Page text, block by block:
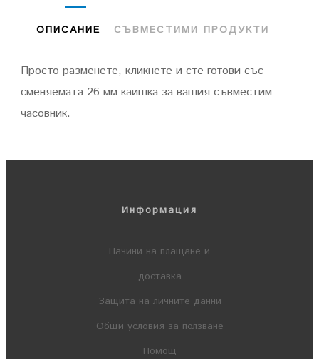
ОПИСАНИЕ СЪВМЕСТИМИ ПРОДУКТИ
Просто разменете, кликнете и сте готови със
сменяемата 26 мм каишка за вашия съвместим
часовник.
Информация
Начини на плащане и
доставка
Защита на личните данни
Общи условия за ползване
Помощ